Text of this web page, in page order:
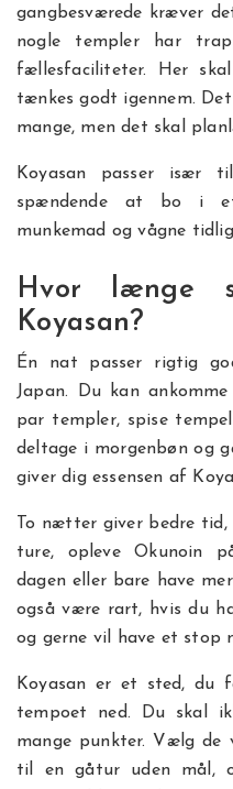
gangbesværede kræver
nogle templer har
fællesfaciliteter. Her
tænkes godt igennem.
mange, men det skal
Koyasan passer især
spændende at bo i et
munkemad og vågne
Hvor længe
Koyasan?
Én nat passer rigtig
Japan. Du kan
par templer, spise
deltage i morgenbøn og
giver dig essensen af
To nætter giver bedre
ture, opleve Okunoin
dagen eller bare have
også være rart, hvis du
og gerne vil have et stop
Koyasan er et sted,
tempoet ned. Du skal
mange punkter. Vælg de
til en gåtur uden mål,